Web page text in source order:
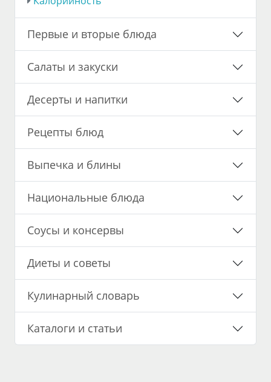
Первые и вторые блюда
Салаты и закуски
Десерты и напитки
Рецепты блюд
Выпечка и блины
Национальные блюда
Соусы и консервы
Диеты и советы
Кулинарный словарь
Каталоги и статьи